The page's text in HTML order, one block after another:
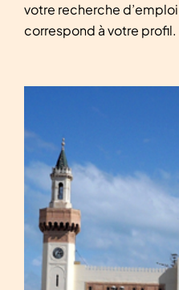
votre recherche
correspond à votre profil.